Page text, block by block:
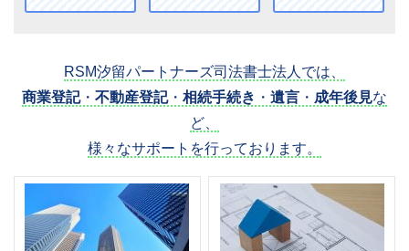
RSM汐留パートナーズ司法書士法人では、
商業登記・ 不動産登記・ 相続手続き ・ 遺言 ・ 成年後見な
ど、
様々なサポートを行っております。